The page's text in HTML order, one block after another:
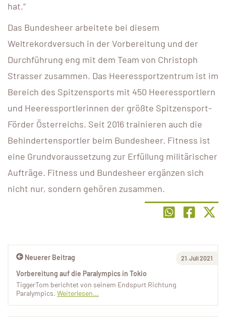
hat.“
Das Bundesheer arbeitete bei diesem
Weltrekordversuch in der Vorbereitung und der
Durchführung eng mit dem Team von Christoph
Strasser zusammen. Das Heeressportzentrum ist im
Bereich des Spitzensports mit 450 Heeressportlern
und Heeressportlerinnen der größte Spitzensport-
Förder Österreichs. Seit 2016 trainieren auch die
Behindertensportler beim Bundesheer. Fitness ist
eine Grundvoraussetzung zur Erfüllung militärischer
Aufträge. Fitness und Bundesheer ergänzen sich
nicht nur, sondern gehören zusammen.
Neuerer Beitrag 21. Juli 2021
Vorbereitung auf die Paralympics in Tokio
TiggerTom berichtet von seinem Endspurt Richtung
Paralympics. Weiterlesen...